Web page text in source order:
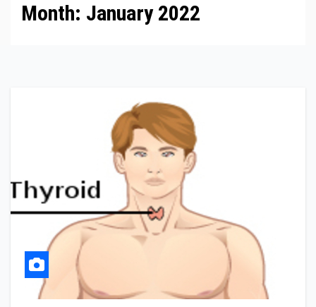
Month: January 2022